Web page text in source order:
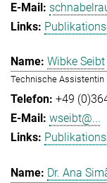
Wibke Seibt
Technische Assistentin
+49
wseibt@...
Dr. Ana